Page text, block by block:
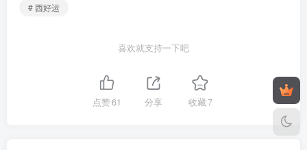
# 西好运
喜欢就支持一下吧
点赞61 分享 收藏7